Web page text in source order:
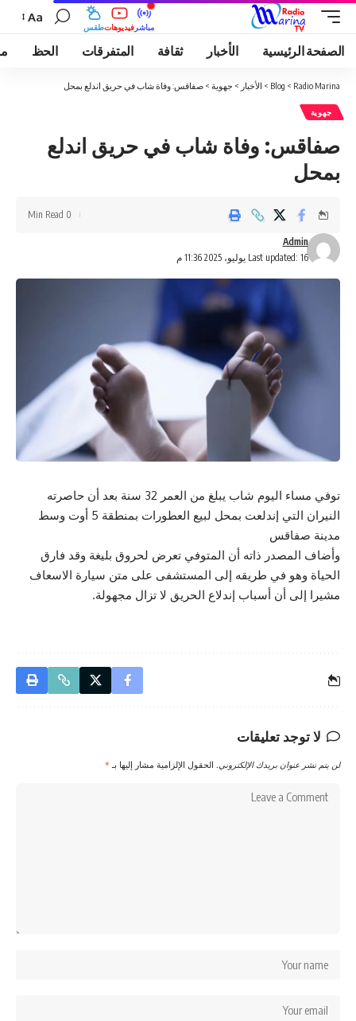
طقسفيديوهات مباشر
Aa
الصفحة الرئيسية الأخبار ثقافة المتفرقات الحظ
Radio Marina
>
Blog
> الأخبار > جهوية > صفاقس: وفاة شاب في حريق اندلع بمحل
جهوية
صفاقس: وفاة شاب في حريق اندلع
بمحل
Last updated: 16 يوليو، 2025 11:36 م
Admin
0 Min Read
توفي مساء اليوم شاب يبلغ من العمر 32 سنة بعد أن حاصرته
النيران التي إندلعت بمحل لبيع العطورات بمنطقة 5 أوت وسط
مدينة صفاقس
وأضاف المصدر ذاته أن المتوفي تعرض لحروق بليغة وقد فارق
الحياة وهو في طريقه إلى المستشفى على متن سيارة الاسعاف
مشيرا إلى أن أسباب إندلاع الحريق لا تزال مجهولة.
لا توجد تعليقات
لن يتم نشر عنوان بريدك الإلكتروني. الحقول الإلزامية مشار إليها بـ *